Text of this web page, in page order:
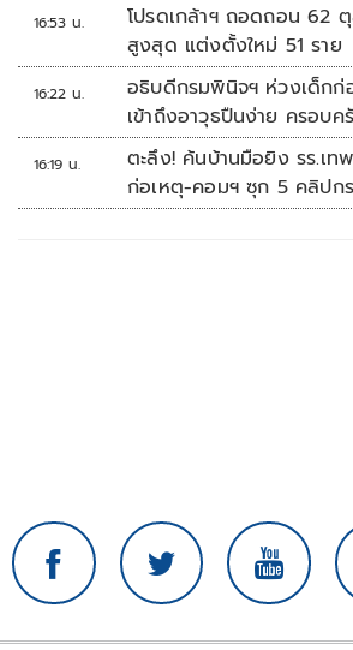
16:53 น.
โปรดเกล้าฯ ถอดถอน 62
สูงสุด แต่งตั้งใหม่ 51 ราย
16:22 น.
อธิบดีกรมพินิจฯ ห่วงเด็ก
เข้าถึงอาวุธปืนง่าย ครอบค
ชนวนสำคัญ
16:19 น.
ตะลึง! ค้นบ้านมือยิง รร.เท
ก่อเหตุ-คอมฯ ซุก 5 คลิปก